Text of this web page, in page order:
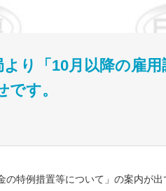
り「10月以降の雇
す。
特例措置等について」の案内が出